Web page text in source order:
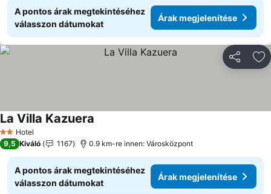
A pontos árak megtekintéséhez
válasszon dátumokat
Árak megjelenítése
2 Kategória
Hotel
La Villa Kazuera
9,5 Kiváló 1167 0.9 km-re innen: Városközpont
A pontos árak megtekintéséhez
válasszon dátumokat
Árak megjelenítése